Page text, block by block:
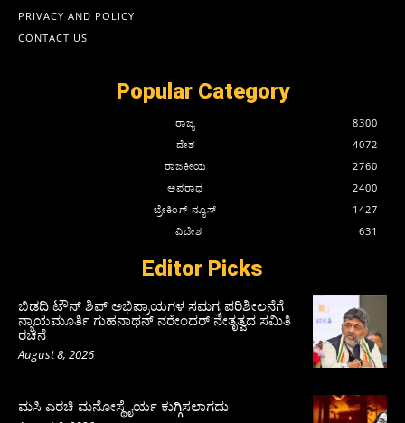
PRIVACY AND POLICY
CONTACT US
Popular Category
ರಾಜ್ಯ
8300
ದೇಶ
4072
ರಾಜಕೀಯ
2760
ಅಪರಾಧ
2400
ಬ್ರೇಕಿಂಗ್ ನ್ಯೂಸ್
1427
ವಿದೇಶ
631
Editor Picks
ಬಿಡದಿ ಟೌನ್ ಶಿಪ್ ಅಭಿಪ್ರಾಯಗಳ ಸಮಗ್ರ ಪರಿಶೀಲನೆಗೆ
ನ್ಯಾಯಮೂರ್ತಿ ಗುಹನಾಥನ್ ನರೇಂದರ್ ನೇತೃತ್ವದ ಸಮಿತಿ
ರಚನೆ
August 8, 2026
ಮಸಿ ಎರಚಿ ಮನೋಸ್ಥೈರ್ಯ ಕುಗ್ಗಿಸಲಾಗದು